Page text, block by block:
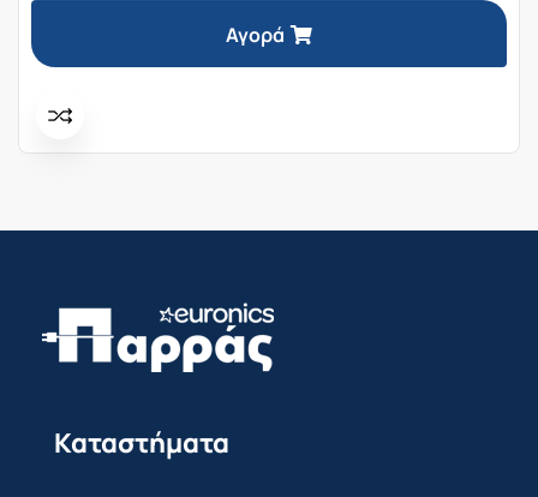
Αγορά
Καταστήματα